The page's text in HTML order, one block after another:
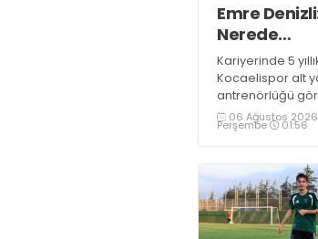
Emre
Nerede
gördük
Kariyerinde 5
Kocaelispor alt
antrenörlüğü
bulunan ve bu
Gölcükspor U-19
gazetemize
06 Ağustos 2026
Perşembe 01:56